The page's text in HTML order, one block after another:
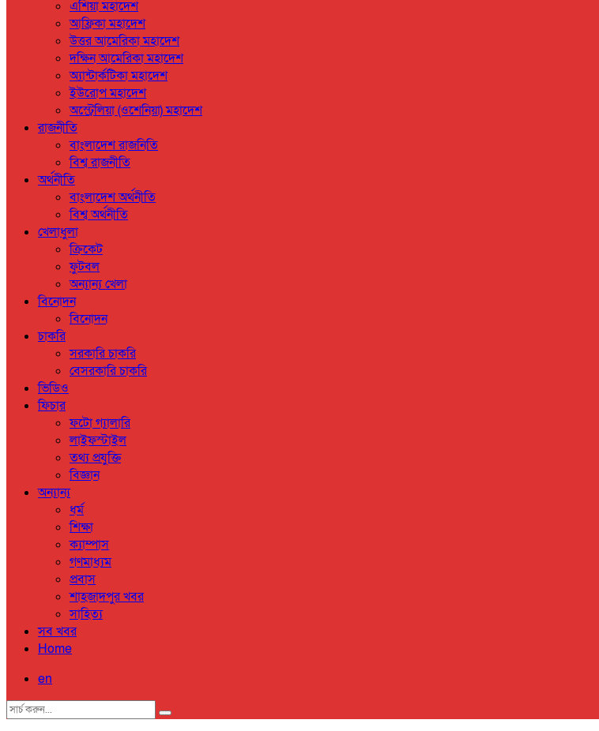
এশিয়া মহাদেশ
আফ্রিকা মহাদেশ
উত্তর আমেরিকা মহাদেশ
দক্ষিন আমেরিকা মহাদেশ
অ্যান্টার্কটিকা মহাদেশ
ইউরোপ মহাদেশ
অস্ট্রেলিয়া (ওশেনিয়া) মহাদেশ
রাজনীতি
বাংলাদেশ রাজনিতি
বিশ্ব রাজনীতি
অর্থনীতি
বাংলাদেশ অর্থনীতি
বিশ্ব অর্থনীতি
খেলাধুলা
ক্রিকেট
ফুটবল
অন্যান্য খেলা
বিনোদন
বিনোদন
চাকরি
সরকারি চাকরি
বেসরকারি চাকরি
ভিডিও
ফিচার
ফটো গ্যালারি
লাইফস্টাইল
তথ্য প্রযুক্তি
বিজ্ঞান
অন্যান্য
ধর্ম
শিক্ষা
ক্যাম্পাস
গণমাধ্যম
প্রবাস
শাহজাদপুর খবর
সাহিত্য
সব খবর
Home
en